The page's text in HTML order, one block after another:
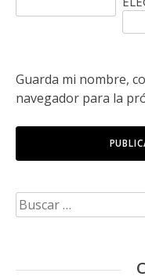
Guarda mi nombre,
navegador para la
Buscar: